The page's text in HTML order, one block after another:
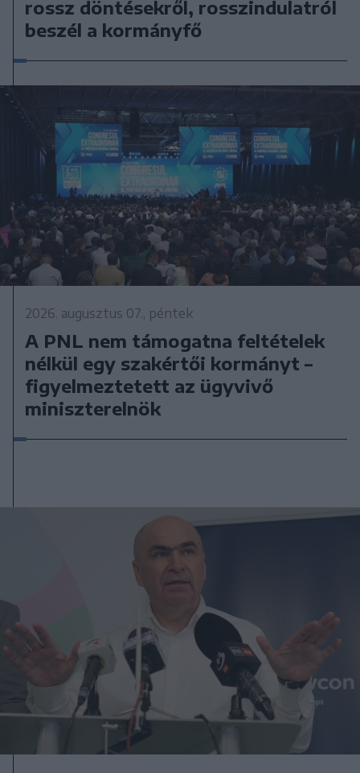
rossz döntésekről, rosszindulatról
beszél a kormányfő
2026. augusztus 07., péntek
A PNL nem támogatna feltételek
nélkül egy szakértői kormányt –
figyelmeztetett az ügyvivő
miniszterelnök